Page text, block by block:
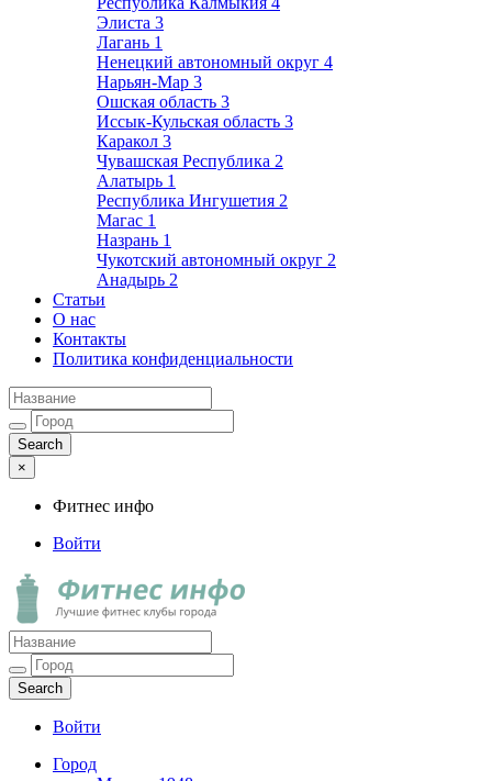
Элиста 3
Лагань 1
Ненецкий автономный округ 4
Нарьян-Мар 3
Ошская область 3
Иссык-Кульская область 3
Каракол 3
Чувашская Республика 2
Алатырь 1
Республика Ингушетия 2
Магас 1
Назрань 1
Чукотский автономный округ 2
Анадырь 2
Статьи
О нас
Контакты
Политика конфиденциальности
×
Фитнес инфо
Войти
Фитнес инфо
Лучшие фитнес клубы города
Войти
Город